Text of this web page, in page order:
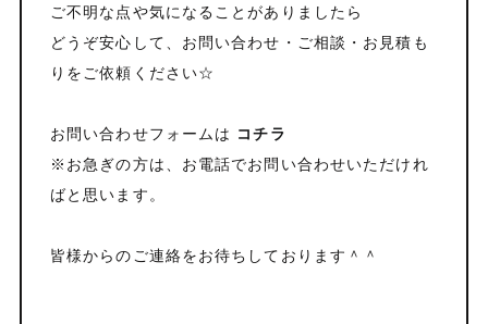
ご不明な点や気になることがありましたら
どうぞ安心して、お問い合わせ・ご相談・お見積も
りをご依頼ください☆
お問い合わせフォームは コチラ
※お急ぎの方は、お電話でお問い合わせいただけれ
ばと思います。
皆様からのご連絡をお待ちしております＾＾